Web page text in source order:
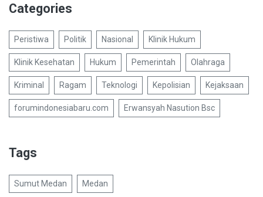
Categories
Peristiwa Politik Nasional Klinik Hukum
Klinik Kesehatan Hukum Pemerintah Olahraga
Kriminal Ragam Teknologi Kepolisian Kejaksaan
forumindonesiabaru.com Erwansyah Nasution Bsc
Tags
Sumut Medan Medan